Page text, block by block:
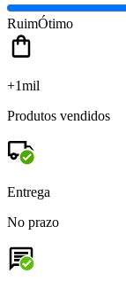
RuimÓtimo
+1mil
Produtos vendidos
Entrega
No prazo